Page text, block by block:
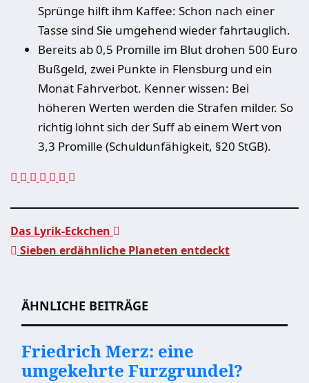
Sprünge hilft ihm Kaffee: Schon nach einer
Tasse sind Sie umgehend wieder fahrtauglich.
Bereits ab 0,5 Promille im Blut drohen 500 Euro
Bußgeld, zwei Punkte in Flensburg und ein
Monat Fahrverbot. Kenner wissen: Bei
höheren Werten werden die Strafen milder. So
richtig lohnt sich der Suff ab einem Wert von
3,3 Promille (Schuldunfähigkeit, §20 StGB).
Das Lyrik-Eckchen
Sieben erdähnliche Planeten entdeckt
ÄHNLICHE BEITRÄGE
Friedrich Merz: eine
umgekehrte Furzgrundel?